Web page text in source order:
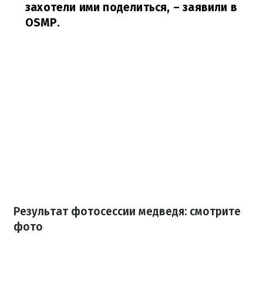
захотели ими поделиться, – заявили в
OSMP.
Результат фотосессии медведя: смотрите
фото